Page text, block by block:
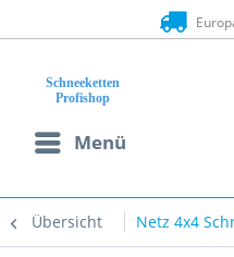
Menü
Übersicht Netz 4x4